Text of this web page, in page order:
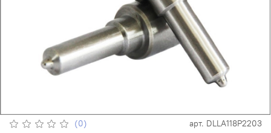
(0) арт. DLLA118P2203